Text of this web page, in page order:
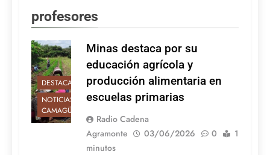
profesores
DESTACADAS
NOTICIAS DE
CAMAGÜEY
Minas destaca por su
educación agrícola y
producción alimentaria en
escuelas primarias
Radio Cadena
Agramonte
03/06/2026 0
1
minutos